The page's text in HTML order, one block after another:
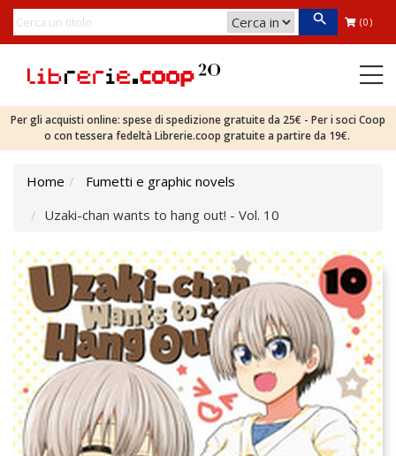
(0)
Per gli acquisti online: spese di spedizione gratuite da 25€ - Per i soci Coop
o con tessera fedeltà Librerie.coop gratuite a partire da 19€.
Home
Fumetti e graphic novels
Uzaki-chan wants to hang out! - Vol. 10